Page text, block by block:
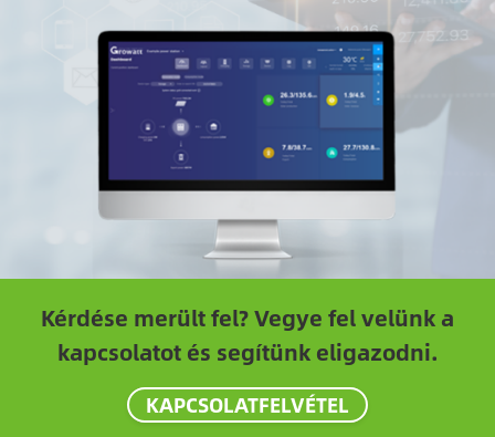
Kérdése merült fel? Vegye fel velünk a
kapcsolatot és segítünk eligazodni.
KAPCSOLATFELVÉTEL